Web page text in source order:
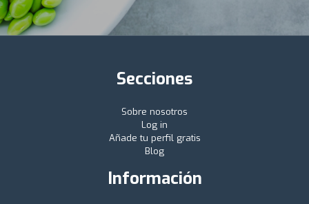
Secciones
Sobre nosotros
Log in
Añade tu perfil gratis
Blog
Información